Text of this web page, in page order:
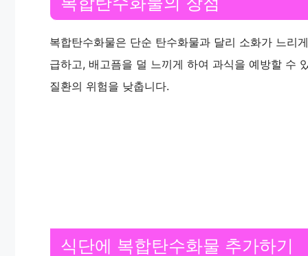
복합탄수화물은 단순 탄수화물과 달리 소화가 느리
급하고, 배고픔을 덜 느끼게 하여 과식을 예방할 수
질환의 위험을 낮춥니다.
식단에 복합탄수화물 추가하기